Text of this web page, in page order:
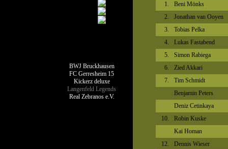
BWJ Bruckhausen
FC Gerresheim 15
Kickerz deluxe
Langenfeld Legends
Real Zebranos e.V.
1.
Beni Mönks
2.
Jonathan van Ooyen
3.
Tobias Pelka
4.
Lukas Fastabend
5.
Simon Rabiega
6.
Zied Akkari
7.
Tim Schmidt
Benjamin Peters
Deniz Cetinkaya
10.
Robin Kuske
Kai Homan
12.
Dennis Wieser